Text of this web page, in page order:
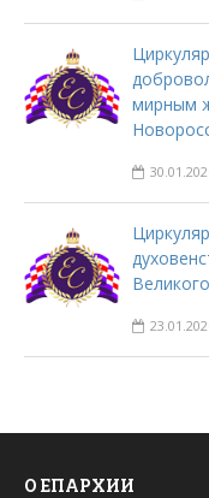
мирным
О ЕПАРХИИ